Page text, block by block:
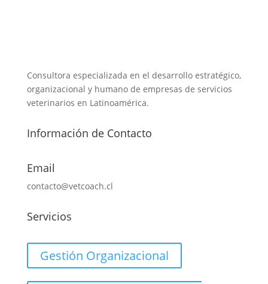
Consultora especializada en el desarrollo estratégico,
organizacional y humano de empresas de servicios
veterinarios en Latinoamérica.
Información de Contacto
Email
contacto@vetcoach.cl
Servicios
Gestión Organizacional